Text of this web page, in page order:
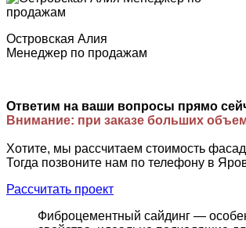
Островская Алия
Менеджер по продажам
Ответим на ваши вопросы прямо
Внимание: при заказе больших
Хотите, мы рассчитаем стоимость
Тогда позвоните нам по телефону в
Рассчитать проект
Фиброцементный сайдинг —